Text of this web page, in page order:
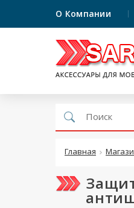
О Компании
Главная